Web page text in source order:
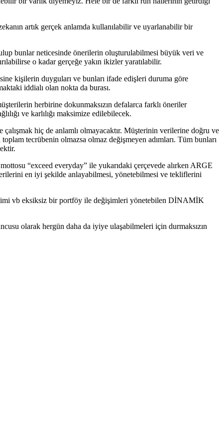
artık gerçek anlamda kullanılabilir ve uyarlanabilir bir
bunlar neticesinde önerilerin oluşturulabilmesi büyük veri ve
o kadar gerçeğe yakın ikizler yaratılabilir.
kişilerin duyguları ve bunları ifade edişleri duruma göre
iddialı olan nokta da burası.
herbirine dokunmaksızın defalarca farklı öneriler
ve karlılığı maksimize edilebilecek.
hiç de anlamlı olmayacaktır. Müşterinin verilerine doğru ve
tecrübenin olmazsa olmaz değişmeyen adımları. Tüm bunları
“exceed everyday” ile yukarıdaki çerçevede alırken ARGE
en iyi şekilde anlayabilmesi, yönetebilmesi ve tekliflerini
vb eksiksiz bir portföy ile değişimleri yönetebilen DİNAMİK
olarak hergün daha da iyiye ulaşabilmeleri için durmaksızın